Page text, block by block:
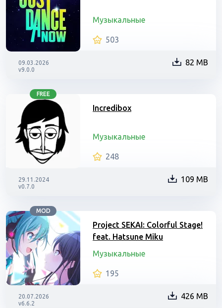
Музыкальные
503
09.03.2026
v9.0.0
82 MB
FREE
Incredibox
Музыкальные
248
29.11.2024
v0.7.0
109 MB
MOD
Project SEKAI: Colorful Stage!
feat. Hatsune Miku
Музыкальные
195
20.07.2026
v6.6.2
426 MB